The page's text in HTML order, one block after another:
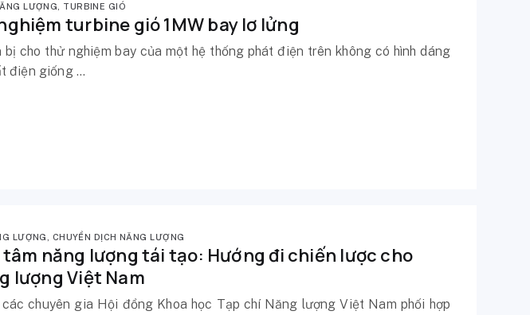
LƯỢNG TURBINE GIÓ
turbine gió 1MW bay lơ lửng
cho thử nghiệm bay của một hệ thống phát điện trên không có hình dáng
điện giống ...
LƯỢNG CHUYỂN DỊCH NĂNG LƯỢNG
năng lượng tái tạo: Hướng đi chiến lược cho
lượng Việt Nam
chuyên gia Hội đồng Khoa học Tạp chí Năng lượng Việt Nam phối hợp